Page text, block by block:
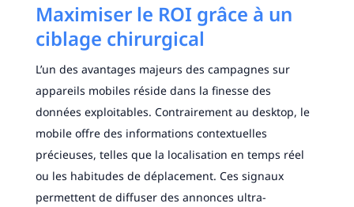
Maximiser le ROI grâce à un
ciblage chirurgical
L’un des avantages majeurs des campagnes sur
appareils mobiles réside dans la finesse des
données exploitables. Contrairement au desktop, le
mobile offre des informations contextuelles
précieuses, telles que la localisation en temps réel
ou les habitudes de déplacement. Ces signaux
permettent de diffuser des annonces ultra-